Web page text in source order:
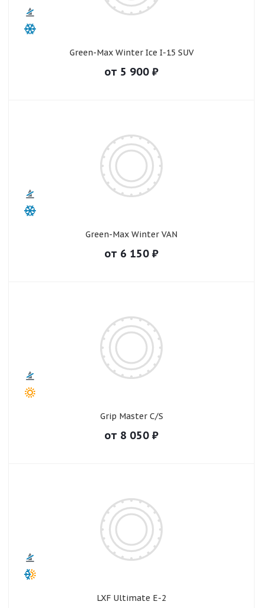
Green-Max Winter Ice I-15 SUV
от 5 900 ₽
Green-Max Winter VAN
от 6 150 ₽
Grip Master C/S
от 8 050 ₽
LXF Ultimate E-2